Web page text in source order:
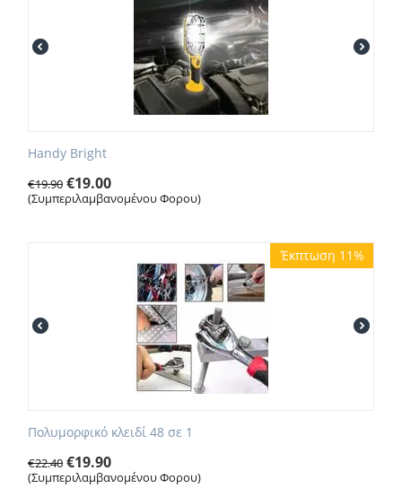
Handy Bright
€19.90 €19.00
(Συμπεριλαμβανομένου Φορου)
Έκπτωση 11%
Πολυμορφικό κλειδί 48 σε 1
€22.40 €19.90
(Συμπεριλαμβανομένου Φορου)